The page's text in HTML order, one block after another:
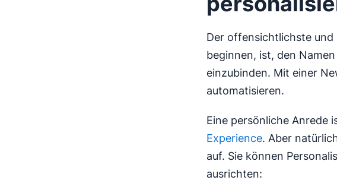
Der offensichtlichste und
beginnen, ist, den
einzubinden. Mit einer
automatisieren.
Eine persönliche Anrede
Experience. Aber
auf. Sie können
ausrichten: